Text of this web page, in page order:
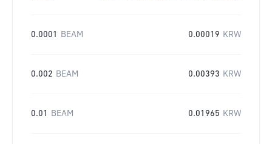
0.0001 BEAM 0.00019 KRW
0.002 BEAM 0.00393 KRW
0.01 BEAM 0.01965 KRW